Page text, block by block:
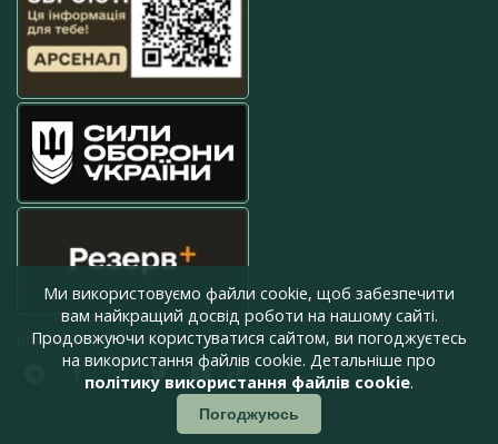
press@armyinform.com.ua
Ми використовуємо файли cookie, щоб забезпечити
вам найкращий досвід роботи на нашому сайті.
Продовжуючи користуватися сайтом, ви погоджуєтесь
на використання файлів cookie. Детальніше про
політику використання файлів cookie.
Погоджуюсь